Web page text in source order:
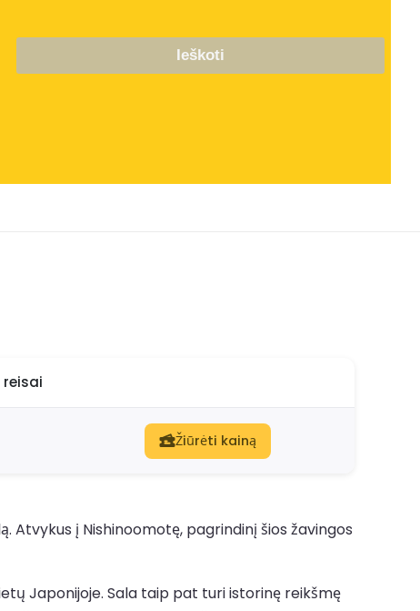
Ieškoti
Žiūrėti kainą
Atvykus į Nishinoomotę, pagrindinį šios žavingos
Japonijoje. Sala taip pat turi istorinę reikšmę